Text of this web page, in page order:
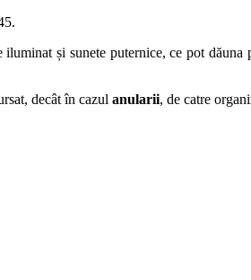
și sunete puternice, ce pot
decât în cazul anularii, de catre